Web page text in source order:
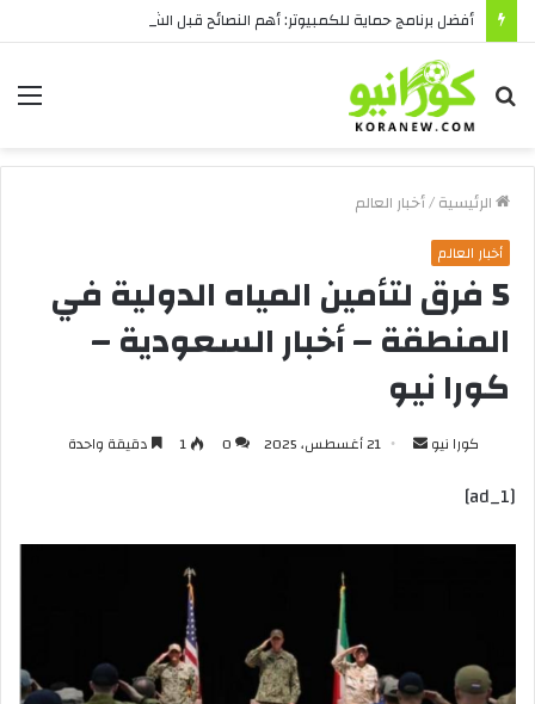
أفضل برنامج حماية للكمبيوتر: أهم النصائح قبل الشراء
بحث
عن
الرئيسية/أخبار العالم
أخبار العالم
5 فرق لتأمين المياه الدولية في
المنطقة – أخبار السعودية –
كورا نيو
كورا نيو
أرسل 21 أغسطس، 2025 0
1 دقيقة واحدة
[ad_1]